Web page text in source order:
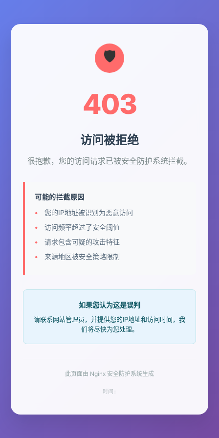
403
访问被拒绝
很抱歉，您的访问请求已被安全防护系统拦截。
可能的拦截原因
您的IP地址被识别为恶意访问
访问频率超过了安全阈值
请求包含可疑的攻击特征
来源地区被安全策略限制
如果您认为这是误判
请联系网站管理员，并提供您的IP地址和访问时间，我
们将尽快为您处理。
此页面由 Nginx 安全防护系统生成
时间: